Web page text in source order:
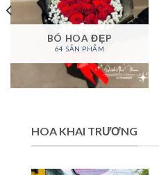
BÓ HOA ĐẸP
64 SẢN PHẨM
HOA KHAI TRƯƠNG